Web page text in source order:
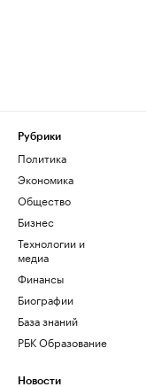
Рубрики
Политика
Экономика
Общество
Бизнес
Технологии и
медиа
Финансы
Биографии
База знаний
РБК Образование
Новости